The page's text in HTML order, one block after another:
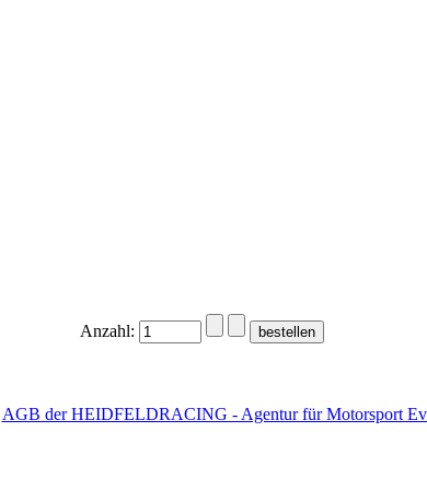
Anzahl:
AGB der HEIDFELDRACING - Agentur für Motorsport